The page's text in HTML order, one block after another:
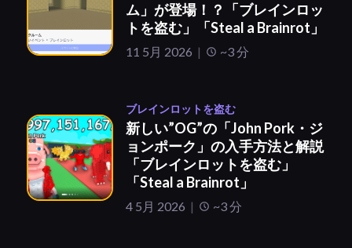
ム」が登場！？「ブレインロッ
トを盗む」「Steal a Brainrot」
11 5月 2026 ~3 分
ブレインロットを盗む
新しい”OG”の「John Pork・ジ
ョンポーク」の入手方法と解説
「ブレインロットを盗む」
「Steal a Brainrot」
4 5月 2026 ~3 分